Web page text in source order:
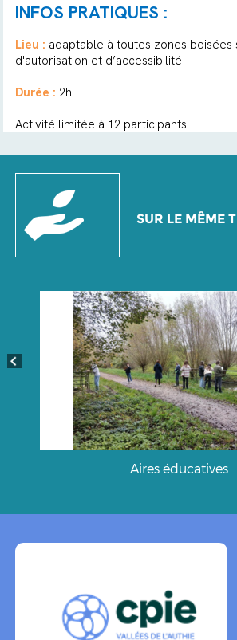
INFOS PRATIQUES :
Lieu : adaptable à toutes zones boisées
d'autorisation et d’accessibilité
Durée : 2h
Activité limitée à 12 participants
SUR LE MÊME
Aires éducatives